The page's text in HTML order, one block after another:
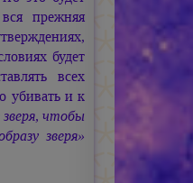
прежняя
будет
всех
убивать и к
чтобы
зверя»